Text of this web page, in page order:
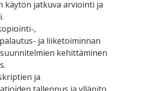
käytön jatkuva arviointi ja
,
ja liiketoiminnan
kehittäminen
ja